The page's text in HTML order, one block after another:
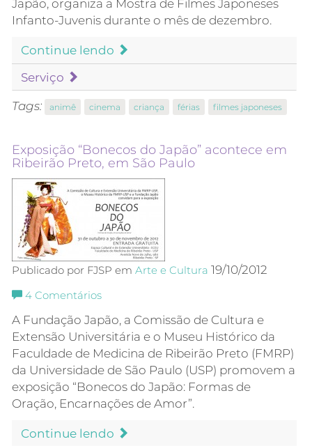
Japão, organiza a Mostra de Filmes Japoneses
Infanto-Juvenis durante o mês de dezembro.
Continue lendo
Serviço
Tags: animê cinema criança férias filmes japoneses
Exposição “Bonecos do Japão” acontece em
Ribeirão Preto, em São Paulo
Publicado por FJSP em Arte e Cultura 19/10/2012
4 Comentários
A Fundação Japão, a Comissão de Cultura e
Extensão Universitária e o Museu Histórico da
Faculdade de Medicina de Ribeirão Preto (FMRP)
da Universidade de São Paulo (USP) promovem a
exposição “Bonecos do Japão: Formas de
Oração, Encarnações de Amor”.
Continue lendo